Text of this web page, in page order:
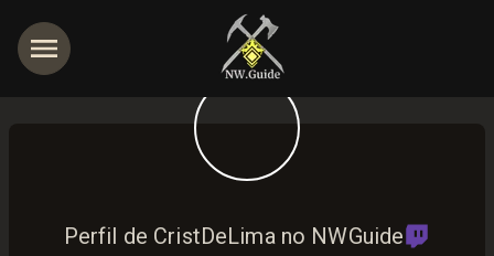
Perfil de CristDeLima no NWGuide